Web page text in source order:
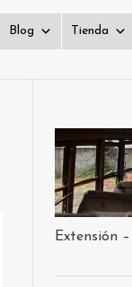
Blog Tienda
Extensión